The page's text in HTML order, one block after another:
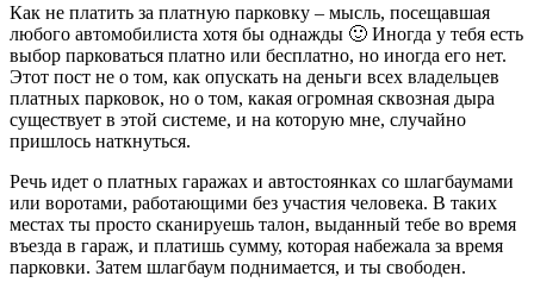
Как не платить за платную парковку – мысль, посещавшая
любого автомобилиста хотя бы однажды 🙂 Иногда у тебя есть
выбор парковаться платно или бесплатно, но иногда его нет.
Этот пост не о том, как опускать на деньги всех владельцев
платных парковок, но о том, какая огромная сквозная дыра
существует в этой системе, и на которую мне, случайно
пришлось наткнуться.
Речь идет о платных гаражах и автостоянках со шлагбаумами
или воротами, работающими без участия человека. В таких
местах ты просто сканируешь талон, выданный тебе во время
въезда в гараж, и платишь сумму, которая набежала за время
парковки. Затем шлагбаум поднимается, и ты свободен.